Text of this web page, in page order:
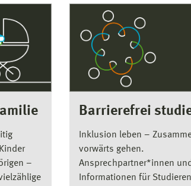
–
Barrierefrei
Inklusion leben –
vorwärts gehen.
Ansprechpartner*innen
Informationen für